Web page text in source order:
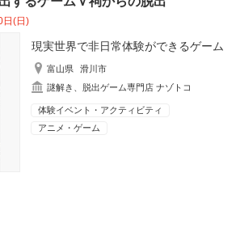
日(日)
現実世界で非日常体験ができるゲーム
富山県
滑川市
謎解き、脱出ゲーム専門店 ナゾトコ
体験イベント・アクティビティ
アニメ・ゲーム